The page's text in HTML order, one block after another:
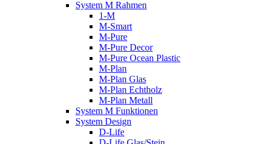
System M Rahmen
1-M
M-Smart
M-Pure
M-Pure Decor
M-Pure Ocean Plastic
M-Plan
M-Plan Glas
M-Plan Echtholz
M-Plan Metall
System M Funktionen
System Design
D-Life